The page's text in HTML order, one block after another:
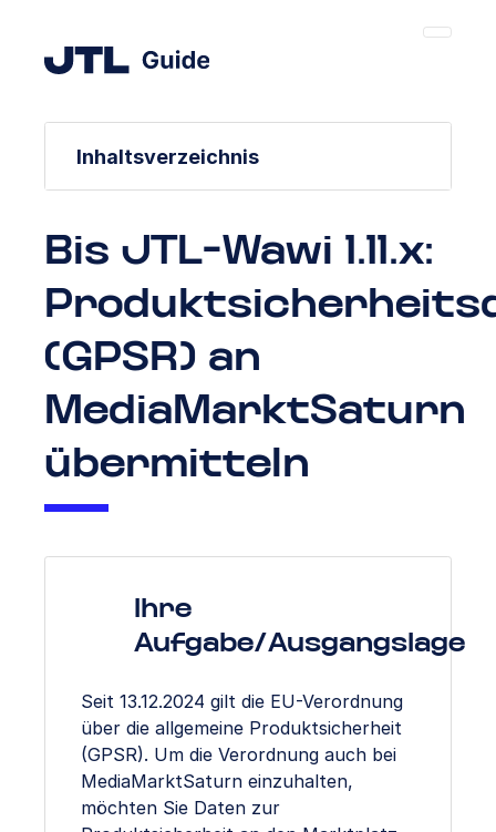
Inhaltsverzeichnis
Bis JTL-Wawi 1.11.x:
(GPSR) an
MediaMarktSaturn
übermitteln
Ihre
Aufgabe/Ausgangslage
Seit 13.12.2024 gilt die EU-Verordnung
über die allgemeine Produktsicherheit
(GPSR). Um die Verordnung auch bei
MediaMarktSaturn einzuhalten,
möchten Sie Daten zur